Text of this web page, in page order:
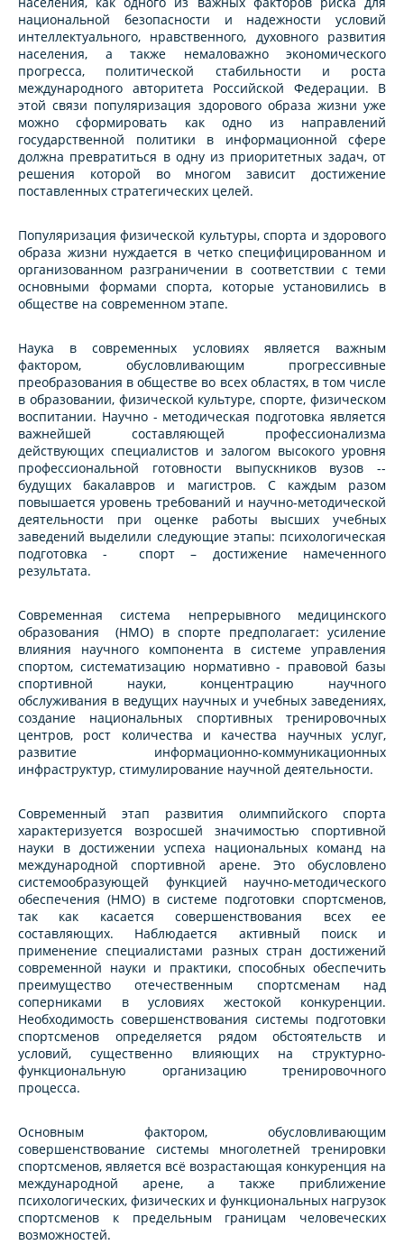
национальной безопасности и надежности условий
интеллектуального, нравственного, духовного развития
населения, а также немаловажно экономического
прогресса, политической стабильности и роста
международного авторитета Российской Федерации. В
этой связи популяризация здорового образа жизни уже
можно сформировать как одно из направлений
государственной политики в информационной сфере
должна превратиться в одну из приоритетных задач, от
решения которой во многом зависит достижение
поставленных стратегических целей.
Популяризация физической культуры, спорта и здорового
образа жизни нуждается в четко специфицированном и
организованном разграничении в соответствии с теми
основными формами спорта, которые установились в
обществе на современном этапе.
Наука в современных условиях является важным
фактором, обусловливающим прогрессивные
преобразования в обществе во всех областях, в том числе
в образовании, физической культуре, спорте, физическом
воспитании. Научно - методическая подготовка является
важнейшей составляющей профессионализма
действующих специалистов и залогом высокого уровня
профессиональной готовности выпускников вузов --
будущих бакалавров и магистров. С каждым разом
повышается уровень требований и научно-методической
деятельности при оценке работы высших учебных
заведений выделили следующие этапы: психологическая
подготовка - спорт – достижение намеченного
результата.
Современная система непрерывного медицинского
образования (НМО) в спорте предполагает: усиление
влияния научного компонента в системе управления
спортом, систематизацию нормативно - правовой базы
спортивной науки, концентрацию научного
обслуживания в ведущих научных и учебных заведениях,
создание национальных спортивных тренировочных
центров, рост количества и качества научных услуг,
развитие информационно-коммуникационных
инфраструктур, стимулирование научной деятельности.
Современный этап развития олимпийского спорта
характеризуется возросшей значимостью спортивной
науки в достижении успеха национальных команд на
международной спортивной арене. Это обусловлено
системообразующей функцией научно-методического
обеспечения (НМО) в системе подготовки спортсменов,
так как касается совершенствования всех ее
составляющих. Наблюдается активный поиск и
применение специалистами разных стран достижений
современной науки и практики, способных обеспечить
преимущество отечественным спортсменам над
соперниками в условиях жестокой конкуренции.
Необходимость совершенствования системы подготовки
спортсменов определяется рядом обстоятельств и
условий, существенно влияющих на структурно-
функциональную организацию тренировочного
процесса.
Основным фактором, обусловливающим
совершенствование системы многолетней тренировки
спортсменов, является всё возрастающая конкуренция на
международной арене, а также приближение
психологических, физических и функциональных нагрузок
спортсменов к предельным границам человеческих
возможностей.